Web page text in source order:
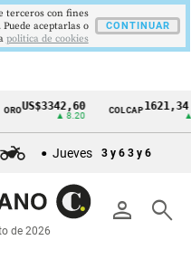
COLCAP1621,34 pts
Jueves 3 y 6 3 y 6
person search
de 2026
terceros con fines
aceptarlas o
politica de cookies
CONTINUAR